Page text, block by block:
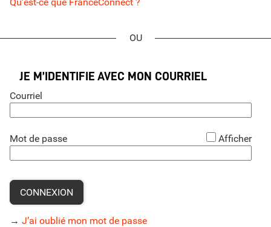
Qu’est-ce que FranceConnect ?
JE M’IDENTIFIE AVEC MON COURRIEL
Courriel
Mot de passe Afficher
CONNEXION
→ J’ai oublié mon mot de passe